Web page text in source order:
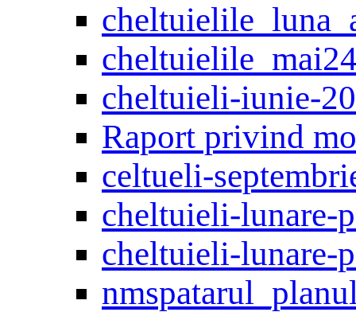
cheltuieli-iunie-
Raport privind
celtueli-
cheltuieli-lunare-
cheltuieli-lunare-